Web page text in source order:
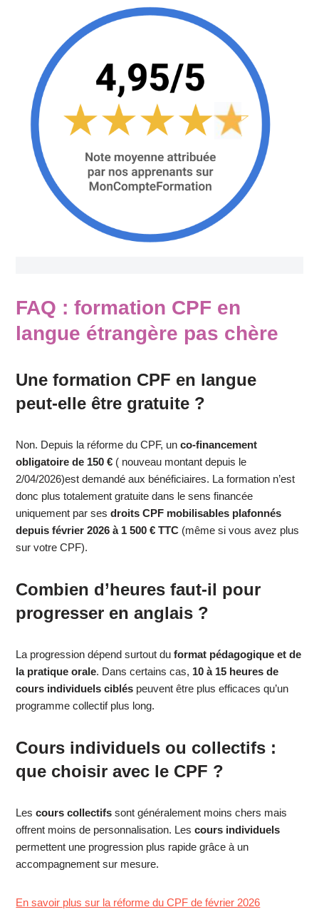
FAQ : formation CPF en
langue étrangère pas chère
Une formation CPF en langue
peut-elle être gratuite ?
Non. Depuis la réforme du CPF, unco-financement
obligatoire de 150 € ( nouveau montant depuis le
2/04/2026)est demandé aux bénéficiaires. La formation n’est
donc plus totalement gratuite dans le sens financée
uniquement par sesdroits CPF mobilisables plafonnés
depuis février 2026 à 1 500 € TTC (même si vous avez plus
sur votre CPF).
Combien d’heures faut-il pour
progresser en anglais ?
La progression dépend surtout duformat pédagogique et de
la pratique orale. Dans certains cas, 10 à 15 heures de
cours individuels ciblés peuvent être plus efficaces qu’un
programme collectif plus long.
Cours individuels ou collectifs :
que choisir avec le CPF ?
Lescours collectifs sont généralement moins chers mais
offrent moins de personnalisation. Lescours individuels
permettent une progression plus rapide grâce à un
accompagnement sur mesure.
En savoir plus sur la réforme du CPF de février 2026